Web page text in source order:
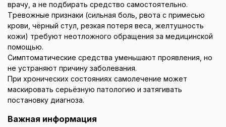
врачу, а не подбирать средство самостоятельно.
Тревожные признаки (сильная боль, рвота с примесью
крови, чёрный стул, резкая потеря веса, желтушность
кожи) требуют неотложного обращения за медицинской
помощью.
Симптоматические средства уменьшают проявления, но
не устраняют причину заболевания.
При хронических состояниях самолечение может
маскировать серьёзную патологию и затягивать
постановку диагноза.
Важная информация